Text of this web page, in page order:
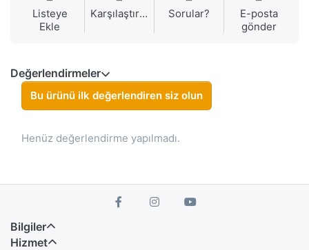
Listeye
Ekle
Karşılaştırma Sorular?
E-posta
gönder
Değerlendirmeler
Bu ürünü ilk değerlendiren siz olun
Henüz değerlendirme yapılmadı.
Bilgiler
Hizmet